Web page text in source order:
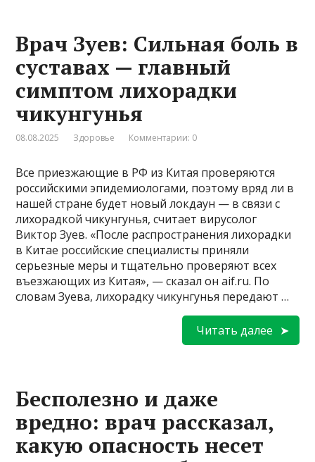
Врач Зуев: Сильная боль в
суставах — главный
симптом лихорадки
чикунгунья
08.08.2025 Здоровье Комментарии: 0
Все приезжающие в РФ из Китая проверяются
российскими эпидемиологами, поэтому вряд ли в
нашей стране будет новый локдаун — в связи с
лихорадкой чикунгунья, считает вирусолог
Виктор Зуев. «После распространения лихорадки
в Китае российские специалисты приняли
серьезные меры и тщательно проверяют всех
въезжающих из Китая», — сказал он aif.ru. По
словам Зуева, лихорадку чикунгунья передают …
Читать далее
Бесполезно и даже
вредно: врач рассказал,
какую опасность несет